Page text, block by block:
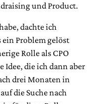
und Product.
dachte ich
ein Problem gelöst
Rolle als CPO
die ich dann aber
drei Monaten in
die Suche nach